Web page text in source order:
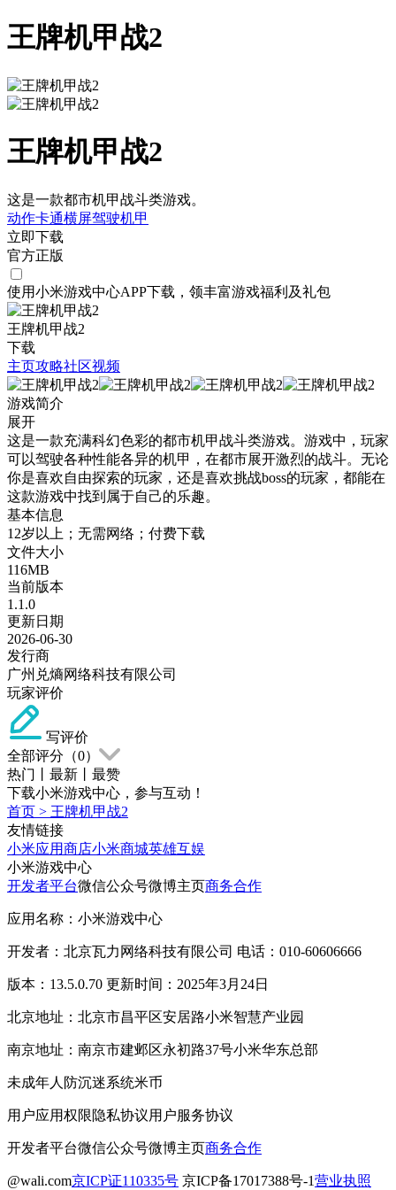
王牌机甲战2
王牌机甲战2
这是一款都市机甲战斗类游戏。
动作卡通横屏驾驶机甲
立即下载
官方正版
使用小米游戏中心APP下载 ，领丰富游戏福利 及礼包
王牌机甲战2
下载
主页攻略社区视频
游戏简介
展开
这是一款充满科幻色彩的都市机甲战斗类游戏。游戏中，玩家
可以驾驶各种性能各异的机甲，在都市展开激烈的战斗。无论
你是喜欢自由探索的玩家，还是喜欢挑战boss的玩家，都能在
这款游戏中找到属于自己的乐趣。
基本信息
12岁以上；无需网络；付费下载
文件大小
116MB
当前版本
1.1.0
更新日期
2026-06-30
发行商
广州兑熵网络科技有限公司
玩家评价
写评价
全部评分（0）
热门
最新
最赞
下载小米游戏中心，参与互动！
首页 > 王牌机甲战2
友情链接
小米应用商店小米商城英雄互娱
小米游戏中心
开发者平台微信公众号微博主页商务合作
应用名称：小米游戏中心
开发者：北京瓦力网络科技有限公司 电话：010-60606666
版本：13.5.0.70 更新时间：2025年3月24日
北京地址：北京市昌平区安居路小米智慧产业园
南京地址：南京市建邺区永初路37号小米华东总部
未成年人防沉迷系统米币
用户应用权限隐私协议用户服务协议
开发者平台微信公众号微博主页商务合作
@wali.com京ICP证110335号 京ICP备17017388号-1营业执照